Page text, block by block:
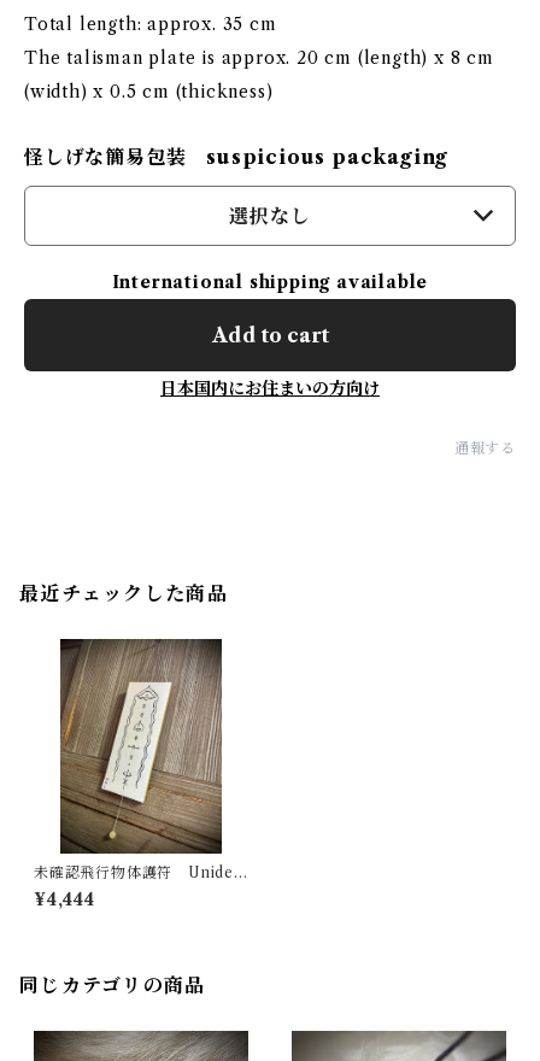
Total length: approx. 35 cm
The talisman plate is approx. 20 cm (length) x 8 cm
(width) x 0.5 cm (thickness)
怪しげな簡易包装 suspicious packaging
選択なし
International shipping available
Add to cart
日本国内にお住まいの方向け
通報する
最近チェックした商品
未確認飛行物体護符 Uniden
tified Flying Object Talisma
n
¥4,444
同じカテゴリの商品